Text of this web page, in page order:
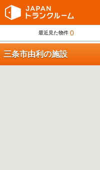
最近見た物件 0
三条市由利の施設